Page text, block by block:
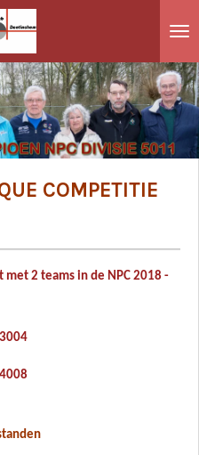
COMPETITIE
2 teams in de NPC 2018 -